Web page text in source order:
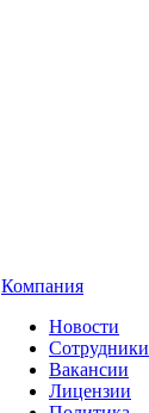
Компания
Новости
Сотрудники
Вакансии
Лицензии